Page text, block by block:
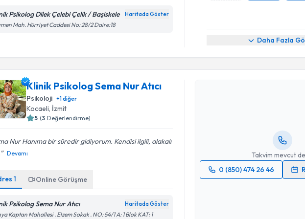
Psikolog Dilek Çelebi Çelik / Başiskele Haritada Göster
Mah. Hürriyet Caddesi No: 28/2 Daire:18
Daha Fazla
Klinik Psikolog Sema Nur Atıcı
Psikoloji +1diğer
Kocaeli , İzmit
5 (3 Değerlendirme)
Nur Hanıma bir süredir gidiyorum. Kendisi ilgili, alakalı
Devamı
1 Online Görüşme
Psikolog Sema Nur Atıcı Haritada Göster
Kaptan Mahallesi . Elzem Sokak . NO: 54/1 A: 1 Blok KAT: 1
Takvim mevcut
0 (850) 474 26 46